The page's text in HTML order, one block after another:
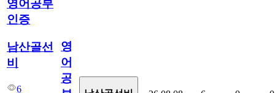
영어공부
인증
남산골선
비
6
영
어
공